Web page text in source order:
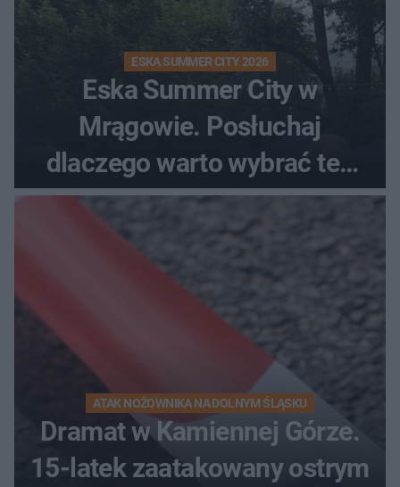
ESKA SUMMER CITY 2026
Eska Summer City w
Mrągowie. Posłuchaj
dlaczego warto wybrać ten
kierunek na urlop!
ATAK NOŻOWNIKA NA DOLNYM ŚLĄSKU
Dramat w Kamiennej Górze.
15-latek zaatakowany ostrym